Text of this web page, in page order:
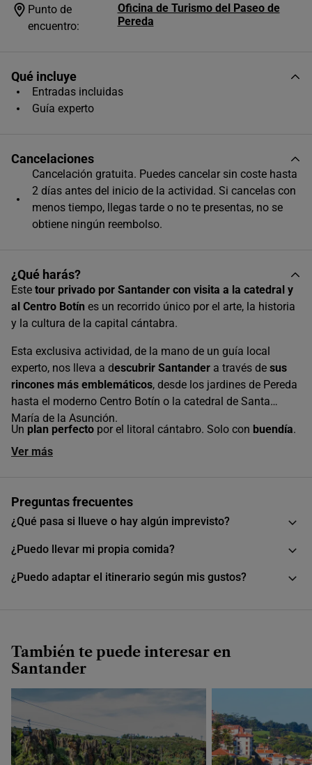
AGOSTO
2026
L
M X J V S D
3
7
9
10
11 12 13 14 15
16
17
18 19
10:00
11:00
15:00
Punto de
encuentro:
Oficina de Turismo del Paseo de
Pereda
Qué incluye
Entradas incluidas
Guía experto
Cancelaciones
Cancelación gratuita. Puedes cancelar sin coste hasta
2 días antes del inicio de la actividad. Si cancelas con
menos tiempo, llegas tarde o no te presentas, no se
obtiene ningún reembolso.
¿Qué harás?
Este tour privado por Santander con visita a la catedral y
al Centro Botín es un recorrido único por el arte, la historia
y la cultura de la capital cántabra.
Esta exclusiva actividad, de la mano de un guía local
experto, nos lleva a descubrir Santander a través de sus
rincones más emblemáticos, desde los jardines de Pereda
hasta el moderno Centro Botín o la catedral de Santa
María de la Asunción.
Un plan perfecto por el litoral cántabro. Solo con buendía.
Ver más
Preguntas frecuentes
¿Qué pasa si llueve o hay algún imprevisto?
¿Puedo llevar mi propia comida?
¿Puedo adaptar el itinerario según mis gustos?
También te puede interesar en
Santander